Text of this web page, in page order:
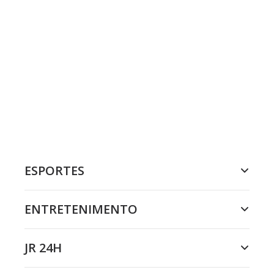
ESPORTES
ENTRETENIMENTO
JR 24H